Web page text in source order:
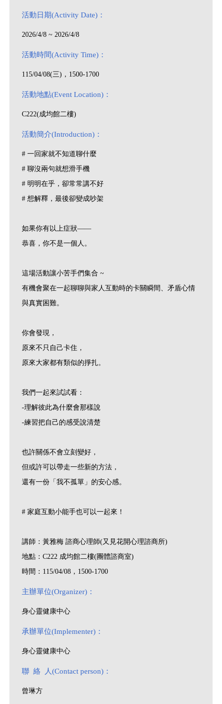
活動日期(Activity Date)：
2026/4/8 ~ 2026/4/8
活動時間(Activity Time)：
115/04/08(三)，1500-1700
活動地點(Event Location)：
C222(成均館二樓)
活動簡介(Introduction)：
# 一回家就不知道聊什麼
# 聊沒兩句就想滑手機
# 明明在乎，卻常常講不好
# 想解釋，最後卻變成吵架
如果你有以上症狀——
恭喜，你不是一個人。
這場活動讓小苦手們集合 ~
有機會聚在一起聊聊與家人互動時的卡關瞬間、矛盾心情
與真實困難。
你會發現，
原來不只自己卡住，
原來大家都有類似的掙扎。
我們一起來試試看：
-理解彼此為什麼會那樣說
-練習把自己的感受說清楚
也許關係不會立刻變好，
但或許可以帶走一些新的方法，
還有一份「我不孤單」的安心感。
# 家庭互動小能手也可以一起來！
講師：黃雅梅 諮商心理師(又見花開心理諮商所)
地點：C222 成均館二樓(團體諮商室)
時間：115/04/08，1500-1700
主辦單位(Organizer)：
身心靈健康中心
承辦單位(Implementer)：
身心靈健康中心
聯 絡 人(Contact person)：
曾琳方